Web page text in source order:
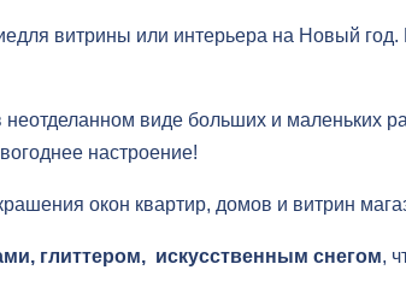
витрины или интерьера на Новый
виде больших и маленьких
настроение!
окон квартир, домов и витрин
глиттером, искусственным снегом,